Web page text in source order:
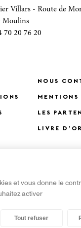
Villars - Route de
Moulins
70 20 76 20
NOUS
MENTIONS
LES
LIVRE
À LA
et vous donne le
activer
Tout refuser